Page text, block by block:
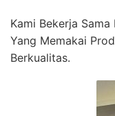
Kami Bekerja
Yang Memakai
Berkualitas.